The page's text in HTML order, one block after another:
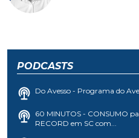
PODCASTS
Do Avesso - Programa do
60 MINUTOS - CONSUMO
RECORD em SC com...